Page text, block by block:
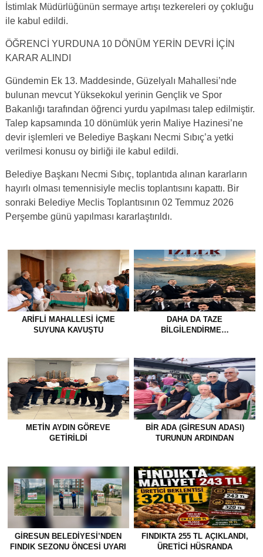
İstimlak Müdürlüğünün sermaye artışı tezkereleri oy çokluğu
ile kabul edildi.
ÖĞRENCİ YURDUNA 10 DÖNÜM YERİN DEVRİ İÇİN
KARAR ALINDI
Gündemin Ek 13. Maddesinde, Güzelyalı Mahallesi’nde
bulunan mevcut Yüksekokul yerinin Gençlik ve Spor
Bakanlığı tarafından öğrenci yurdu yapılması talep edilmiştir.
Talep kapsamında 10 dönümlük yerin Maliye Hazinesi’ne
devir işlemleri ve Belediye Başkanı Necmi Sıbıç’a yetki
verilmesi konusu oy birliği ile kabul edildi.
Belediye Başkanı Necmi Sıbıç, toplantıda alınan kararların
hayırlı olması temennisiyle meclis toplantısını kapattı. Bir
sonraki Belediye Meclis Toplantısının 02 Temmuz 2026
Perşembe günü yapılması kararlaştırıldı.
ARIFLI MAHALLESI İÇME
SUYUNA KAVUŞTU
DAHA DA TAZE
BİLGİLENDİRME…
METİN AYDIN GÖREVE
GETİRİLDİ
BİR ADA (GİRESUN ADASI)
TURUNUN ARDINDAN
GİRESUN BELEDİYESİ’NDEN
FINDIK SEZONU ÖNCESİ UYARI
FINDIKTA 255 TL AÇIKLANDI,
ÜRETİCİ HÜSRANDA